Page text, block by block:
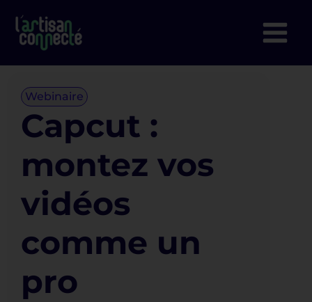
contenu
Webinaire
Capcut :
montez vos
vidéos
comme un
pro